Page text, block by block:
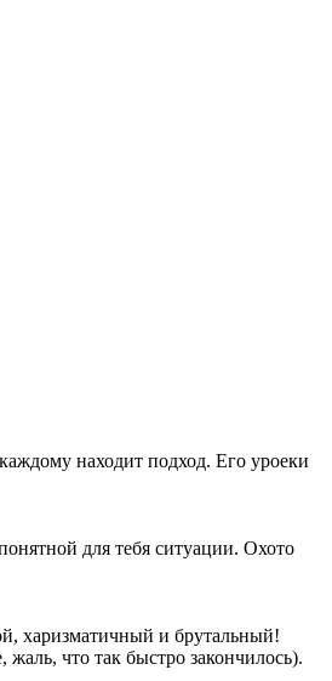
находит подход. Его уроеки
для тебя ситуации. Охото
харизматичный и брутальный!
что так быстро закончилось).